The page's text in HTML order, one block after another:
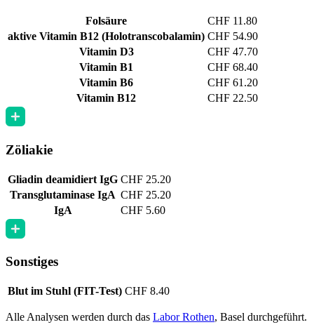
Folsäure
CHF 11.80
aktive Vitamin B12 (Holotranscobalamin) CHF 54.90
Vitamin D3
CHF 47.70
Vitamin B1
CHF 68.40
Vitamin B6
CHF 61.20
Vitamin B12
CHF 22.50
Zöliakie
Gliadin deamidiert IgG CHF 25.20
Transglutaminase IgA CHF 25.20
IgA
CHF 5.60
Sonstiges
Blut im Stuhl (FIT-Test) CHF 8.40
Alle Analysen werden durch das Labor Rothen, Basel durchgeführt.